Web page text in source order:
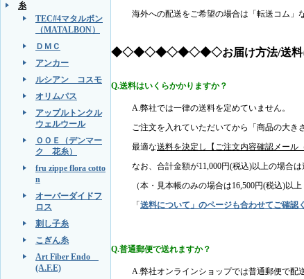
糸
TEC#4マタルボン
（MATALBON）
ＤＭＣ
アンカー
ルシアン コスモ
オリムパス
アップルトンクル
ウェルウール
ＯＯＥ（デンマー
ク 花糸）
fru zippe flora cotto
n
オーバーダイドフ
ロス
刺し子糸
こぎん糸
Art Fiber Endo
(A.F.E)
海外への配送をご希望の場合は「転送コム」
◆◇◆◇◆◇◆◇◆◇お届け方法/送
Q.送料はいくらかかりますか？
A.弊社では一律の送料を定めていません。
ご注文を入れていただいてから「商品の大
最適な送料を決定し【ご注文内容確認メール
なお、合計金額が11,000円(税込)以上の場合は
（本・見本帳のみの場合は16,500円(税込)以上
「 送料について」のページも合わせてご確認
Q.普通郵便で送れますか？
A.弊社オンラインショップでは普通郵便で配